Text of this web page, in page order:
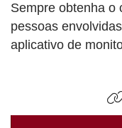
Sempre obtenha o
pessoas
aplicativo de